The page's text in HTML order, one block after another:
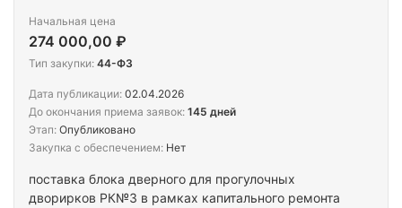
поставка блока дверного для прогулочных
дворирков РК№3 в рамках капитального ремонта
Начальная цена
274 000,00 ₽
Тип закупки: 44-ФЗ
Дата публикации: 02.04.2026
До окончания приема заявок: 145 дней
Этап: Опубликовано
Закупка с обеспечением: Нет